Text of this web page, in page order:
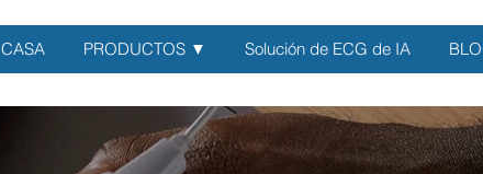
CASA PRODUCTOS ▼ Solución de ECG de IA